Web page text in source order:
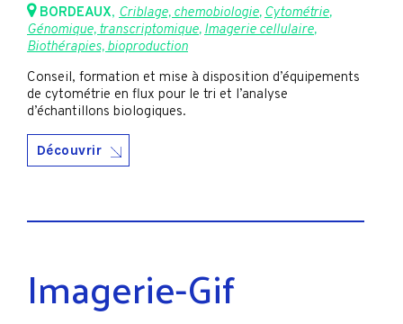
BORDEAUX, Criblage, chemobiologie,Cytométrie,
Génomique, transcriptomique,Imagerie cellulaire,
Biothérapies, bioproduction
Conseil, formation et mise à disposition d’équipements
de cytométrie en flux pour le tri et l’analyse
d’échantillons biologiques.
Découvrir
Imagerie-Gif